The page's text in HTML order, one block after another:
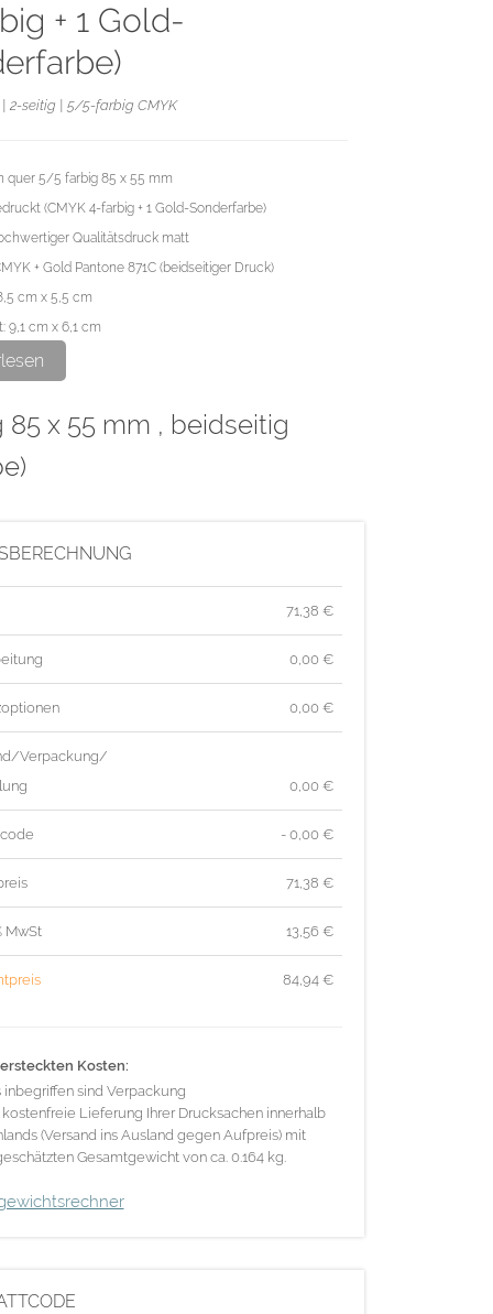
+ 1 Gold-
| 2-seitig | 5/5-farbig CMYK
quer 5/5 farbig 85 x 55 mm
(CMYK 4-farbig + 1 Gold-Sonderfarbe)
Qualitätsdruck matt
+ Gold Pantone 871C (beidseitiger Druck)
cm x 5,5 cm
9,1 cm x 6,1 cm
und eine Linienstärke von mindestens 1 Punkt haben.
x 55 mm , beidseitig
71,38 €
0,00 €
0,00 €
Verpackung/
0,00 €
- 0,00 €
71,38 €
MwSt 13,56 €
84,94 €
Kosten:
inbegriffen sind Verpackung
Lieferung Ihrer Drucksachen innerhalb
(Versand ins Ausland gegen Aufpreis) mit
Gesamtgewicht von ca. 0.164 kg.